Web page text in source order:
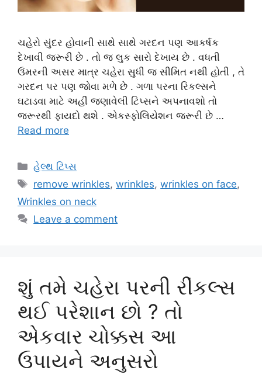
ચહેરો સુંદર હોવાની સાથે સાથે ગરદન પણ આકર્ષક
દેખાવી જરૂરી છે . તો જ લુક સારો દેખાય છે . વધતી
ઉંમરની અસર માત્ર ચહેરા સુધી જ સીમિત નથી હોતી , તે
ગરદન પર પણ જોવા મળે છે . ગળા પરના રિકલ્સને
ઘટાડવા માટે અહીં જણાવેલી ટિપ્સને અપનાવશો તો
જરૂરથી ફાયદો થશે . એકસ્ફોલિયેશન જરૂરી છે …
Read more
Categories
હેલ્થ ટિપ્સ
Tags
remove wrinkles,wrinkles,wrinkles on face,
Wrinkles on neck
Leave a comment
શું તમે ચહેરા પરની રીંકલ્સ
થઈ પરેશાન છો ? તો
એકવાર ચોક્કસ આ
ઉપાયને અનુસરો